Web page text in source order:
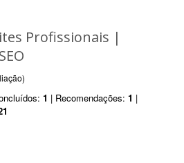
Profissionais |
1 | Recomendações: 1 |